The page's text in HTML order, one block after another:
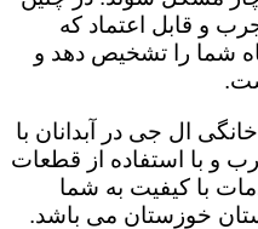
و قابل اعتماد که
شما را تشخیص دهد و
ال جی در آبدانان با
و با استفاده از قطعات
با کیفیت به شما
خوزستان می باشد.